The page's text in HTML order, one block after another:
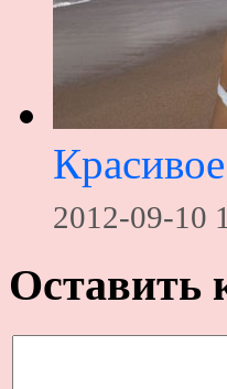
2012-09-10
Оставить